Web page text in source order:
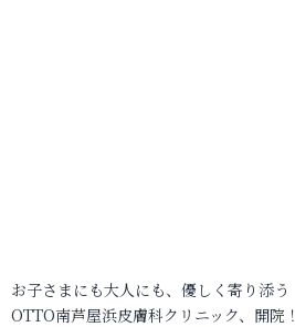
お子さまにも大人にも、優しく寄り添う
OTTO南芦屋浜皮膚科クリニック、開院！